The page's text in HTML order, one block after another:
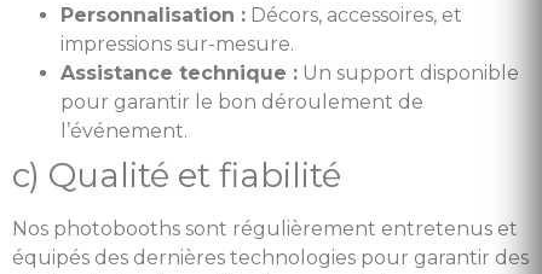
Personnalisation : Décors, accessoires, et
impressions sur-mesure.
Assistance technique : Un support disponible
pour garantir le bon déroulement de
l’événement.
c) Qualité et fiabilité
Nos photobooths sont régulièrement entretenus et
équipés des dernières technologies pour garantir des